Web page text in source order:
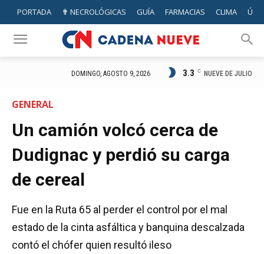
PORTADA ✟ NECROLÓGICAS GUÍA FARMACIAS CLIMA
DOMINGO, AGOSTO 9, 2026 3.3 C NUEVE DE JULIO
GENERAL
Un camión volcó cerca de
Dudignac y perdió su carga
de cereal
Fue en la Ruta 65 al perder el control por el mal
estado de la cinta asfáltica y banquina descalzada
contó el chófer quien resultó ileso